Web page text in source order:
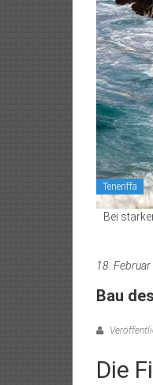
Teneriffa
Bei
18.
Bau
Die